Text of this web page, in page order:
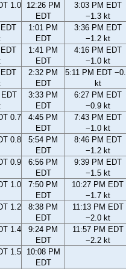
1.0
12:26 PM
EDT
3:03 PM EDT
−1.3 kt
1:01 PM
EDT
3:36 PM EDT
−1.2 kt
1:41 PM
EDT
4:16 PM EDT
−1.0 kt
2:32 PM
EDT
5:11 PM EDT
kt
3:33 PM
EDT
6:27 PM EDT
−0.9 kt
0.7
4:45 PM
EDT
7:43 PM EDT
−1.0 kt
0.8
5:54 PM
EDT
8:46 PM EDT
−1.2 kt
0.9
6:56 PM
EDT
9:39 PM EDT
−1.5 kt
1.0
7:50 PM
EDT
10:27 PM EDT
−1.7 kt
1.2
8:38 PM
EDT
11:13 PM EDT
−2.0 kt
1.4
9:24 PM
EDT
11:57 PM EDT
−2.2 kt
1.5
10:08 PM
EDT